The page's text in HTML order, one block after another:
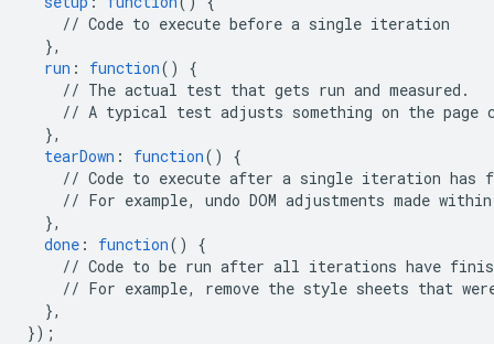
// Code to execute before a single iteration
},
run : function()
{
// The actual test that gets run and measured.
// A typical test adjusts something on the page
},
tearDown : function()
{
// Code to execute after a single iteration has
// For example, undo DOM adjustments made within
},
done : function()
{
// Code to be run after all iterations have
// For example, remove the style sheets that
},
});